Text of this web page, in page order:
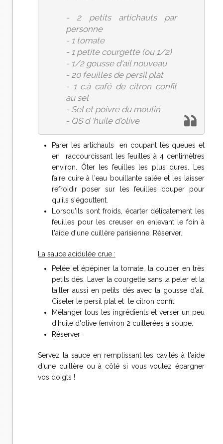
- 2 petits artichauts par
personne
- 1 tomate
- 1 petite courgette (ou 1/2)
- 1/2 gousse d'ail nouveau
- 20 feuilles de persil plat
- 1 c.à café de citron confit
au sel
- Sel et poivre du moulin
- QS d 'huile d'olive
Parer les artichauts en coupant les queues et
en raccourcissant les feuilles à 4 centimètres
environ. Ôter les feuilles les plus dures. Les
faire cuire à l'eau bouillante salée et les laisser
refroidir poser sur les feuilles couper pour
qu'ils s'égouttent.
Lorsqu'ils sont froids, écarter délicatement les
feuilles pour les creuser en enlevant le foin à
l'aide d'une cuillère parisienne. Réserver.
La sauce acidulée crue :
Pelée et épépiner la tomate, la couper en très
petits dés. Laver la courgette sans la peler et la
tailler aussi en petits dés avec la gousse d'ail.
Ciseler le persil plat et le citron confit.
Mélanger tous les ingrédients et verser un peu
d'huile d'olive (environ 2 cuillerées à soupe.
Réserver
Servez la sauce en remplissant les cavités à l'aide
d'une cuillère ou à côté si vous voulez épargner
vos doigts !